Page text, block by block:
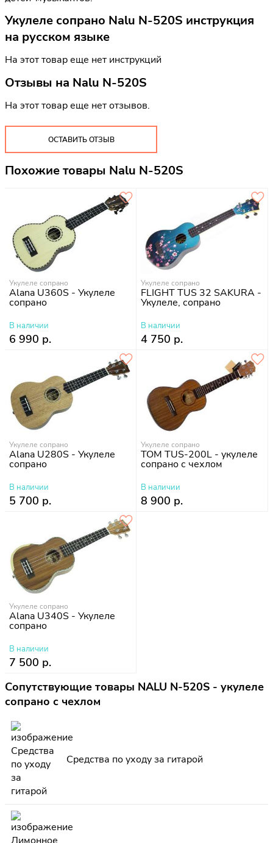
Укулеле сопрано Nalu N-520S инструкция
на русском языке
На этот товар еще нет инструкций
Отзывы на Nalu N-520S
На этот товар еще нет отзывов.
ОСТАВИТЬ ОТЗЫВ
Похожие товары Nalu N-520S
Укулеле сопрано
Alana U360S - Укулеле
сопрано
В наличии
6 990 р.
Укулеле сопрано
FLIGHT TUS 32 SAKURA -
Укулеле, сопрано
В наличии
4 750 р.
Укулеле сопрано
Alana U280S - Укулеле
сопрано
В наличии
5 700 р.
Укулеле сопрано
TOM TUS-200L - укулеле
сопрано с чехлом
В наличии
8 900 р.
Укулеле сопрано
Alana U340S - Укулеле
сопрано
В наличии
7 500 р.
Сопутствующие товары NALU N-520S - укулеле
сопрано с чехлом
Средства по уходу за гитарой